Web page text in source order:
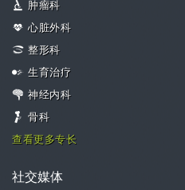
肿瘤科
心脏外科
整形科
生育治疗
神经内科
骨科
查看更多专长
社交媒体